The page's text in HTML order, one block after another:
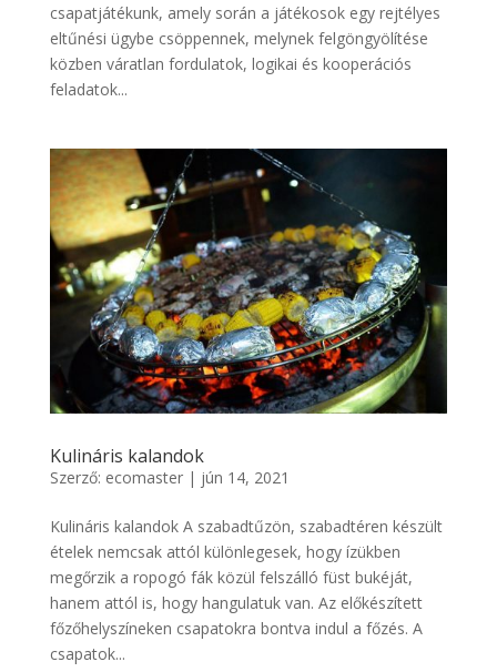
csapatjátékunk, amely során a játékosok egy rejtélyes
eltűnési ügybe csöppennek, melynek felgöngyölítése
közben váratlan fordulatok, logikai és kooperációs
feladatok...
Kulináris kalandok
Szerző: ecomaster| jún 14, 2021
Kulináris kalandok A szabadtűzön, szabadtéren készült
ételek nemcsak attól különlegesek, hogy ízükben
megőrzik a ropogó fák közül felszálló füst bukéját,
hanem attól is, hogy hangulatuk van. Az előkészített
főzőhelyszíneken csapatokra bontva indul a főzés. A
csapatok...